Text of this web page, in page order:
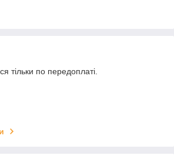
тільки по передоплаті.